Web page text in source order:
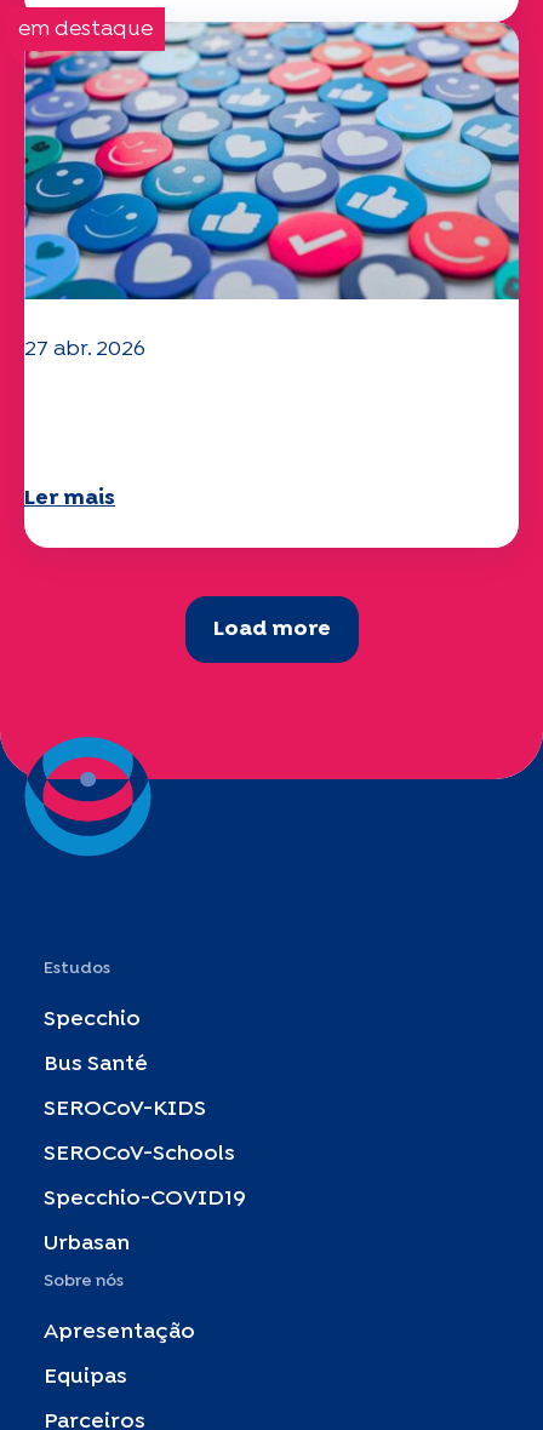
em destaque
27 abr. 2026
Ler mais
Load more
Estudos
Specchio
Bus Santé
SEROCoV-KIDS
SEROCoV-Schools
Specchio-COVID19
Urbasan
Sobre nós
Apresentação
Equipas
Parceiros